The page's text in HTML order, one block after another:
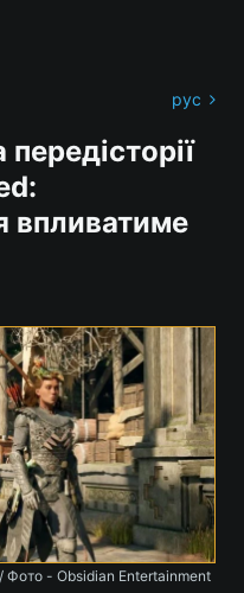
рус
впливатиме
Фото - Obsidian Entertainment